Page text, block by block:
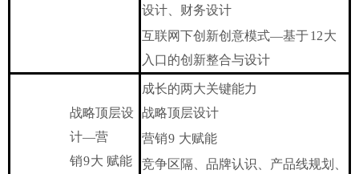
设计、财务设计
互联网下创新创意模式—基于12大
入口的创新整合与设计
战略顶层设
计—营
销9大 赋能
成长的两大关键能力
战略顶层设计
营销9 大赋能
竞争区隔、品牌认识、产品线规划、